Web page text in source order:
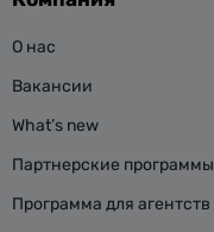
О нас
Вакансии
What’s new
Партнерские программы
Программа для агентств